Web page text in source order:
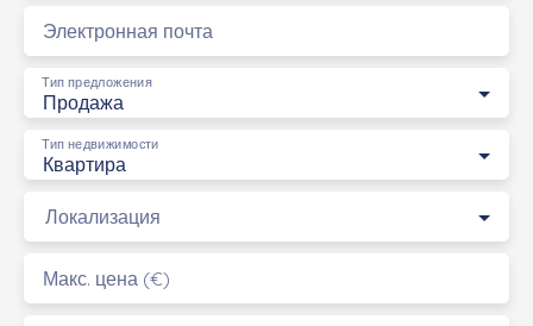
Электронная почта
Продажа
Тип предложения
Квартира
Тип недвижимости
Локализация
Макс. цена (€)